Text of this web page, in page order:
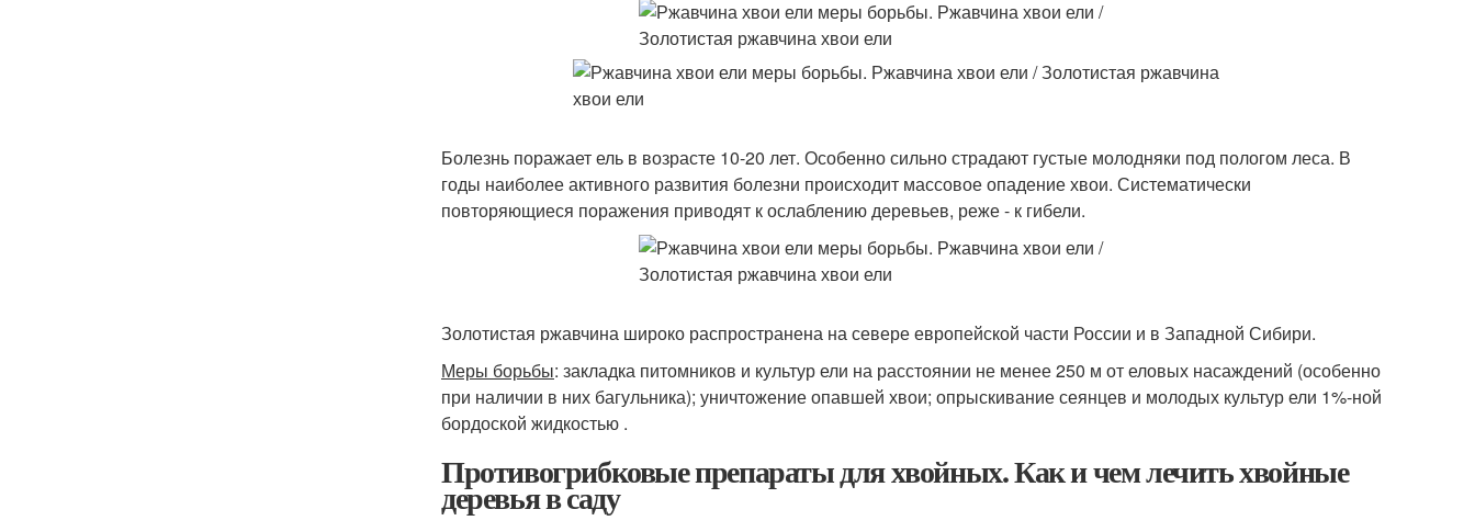
Болезнь поражает ель в возрасте 10-20 лет. Особенно сильно страдают густые молодняки под пологом леса. В
годы наиболее активного развития болезни происходит массовое опадение хвои. Систематически
повторяющиеся поражения приводят к ослаблению деревьев, реже - к гибели.
Золотистая ржавчина широко распространена на севере европейской части России и в Западной Сибири.
Меры борьбы: закладка питомников и культур ели на расстоянии не менее 250 м от еловых насаждений (особенно
при наличии в них багульника); уничтожение опавшей хвои; опрыскивание сеянцев и молодых культур ели 1%-ной
бордоской жидкостью .
Противогрибковые препараты для хвойных. Как и чем лечить хвойные
деревья в саду